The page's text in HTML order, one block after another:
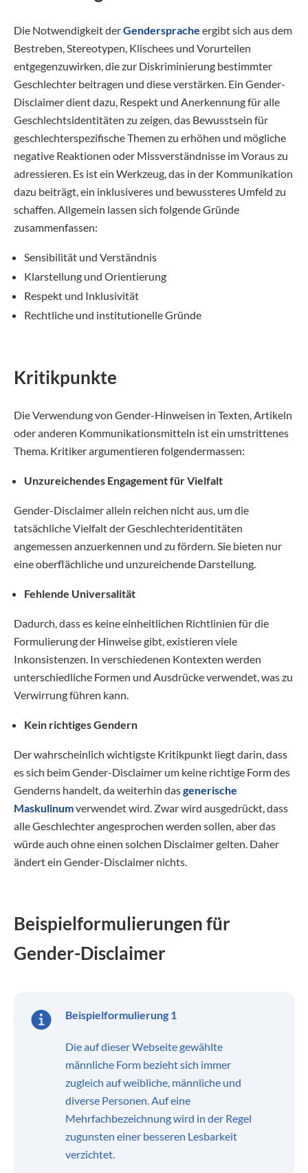
Die Notwendigkeit derGendersprache ergibt sich aus dem
Bestreben, Stereotypen, Klischees und Vorurteilen
entgegenzuwirken, die zur Diskriminierung bestimmter
Geschlechter beitragen und diese verstärken. Ein Gender-
Disclaimer dient dazu, Respekt und Anerkennung für alle
Geschlechtsidentitäten zu zeigen, das Bewusstsein für
geschlechterspezifische Themen zu erhöhen und mögliche
negative Reaktionen oder Missverständnisse im Voraus zu
adressieren. Es ist ein Werkzeug, das in der Kommunikation
dazu beiträgt, ein inklusiveres und bewussteres Umfeld zu
schaffen. Allgemein lassen sich folgende Gründe
zusammenfassen:
Sensibilität und Verständnis
Klarstellung und Orientierung
Respekt und Inklusivität
Rechtliche und institutionelle Gründe
Kritikpunkte
Die Verwendung von Gender-Hinweisen in Texten, Artikeln
oder anderen Kommunikationsmitteln ist ein umstrittenes
Thema. Kritiker argumentieren folgendermassen:
Unzureichendes Engagement für Vielfalt
Gender-Disclaimer allein reichen nicht aus, um die
tatsächliche Vielfalt der Geschlechteridentitäten
angemessen anzuerkennen und zu fördern. Sie bieten nur
eine oberflächliche und unzureichende Darstellung.
Fehlende Universalität
Dadurch, dass es keine einheitlichen Richtlinien für die
Formulierung der Hinweise gibt, existieren viele
Inkonsistenzen. In verschiedenen Kontexten werden
unterschiedliche Formen und Ausdrücke verwendet, was zu
Verwirrung führen kann.
Kein richtiges Gendern
Der wahrscheinlich wichtigste Kritikpunkt liegt darin, dass
es sich beim Gender-Disclaimer um keine richtige Form des
Genderns handelt, da weiterhin dasgenerische
Maskulinumverwendet wird. Zwar wird ausgedrückt, dass
alle Geschlechter angesprochen werden sollen, aber das
würde auch ohne einen solchen Disclaimer gelten. Daher
ändert ein Gender-Disclaimer nichts.
Beispielformulierungen für
Gender-Disclaimer
Beispielformulierung 1
Die auf dieser Webseite gewählte
männliche Form bezieht sich immer
zugleich auf weibliche, männliche und
diverse Personen. Auf eine
Mehrfachbezeichnung wird in der Regel
zugunsten einer besseren Lesbarkeit
verzichtet.